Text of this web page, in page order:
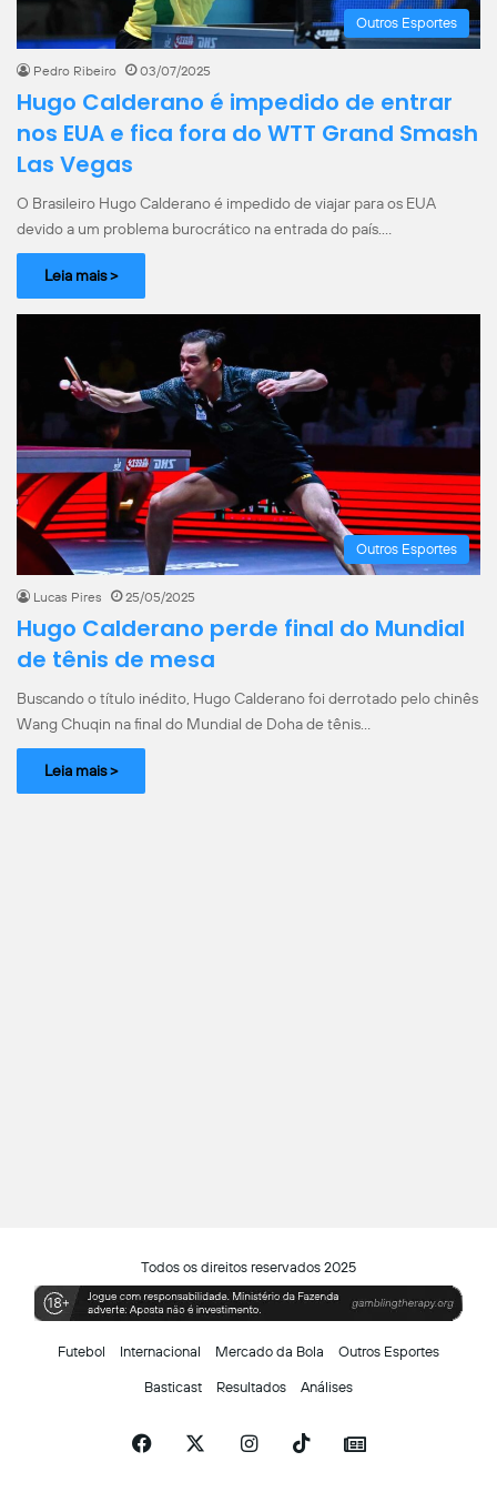
Outros Esportes
Pedro Ribeiro 03/07/2025
Hugo Calderano é impedido de entrar
nos EUA e fica fora do WTT Grand Smash
Las Vegas
O Brasileiro Hugo Calderano é impedido de viajar para os EUA
devido a um problema burocrático na entrada do país.…
Leia mais >
Outros Esportes
Lucas Pires 25/05/2025
Hugo Calderano perde final do Mundial
de tênis de mesa
Buscando o título inédito, Hugo Calderano foi derrotado pelo chinês
Wang Chuqin na final do Mundial de Doha de tênis…
Leia mais >
Todos os direitos reservados 2025
Futebol Internacional Mercado da Bola Outros Esportes
Basticast Resultados Análises
Facebook InstagramTikTokSiga-